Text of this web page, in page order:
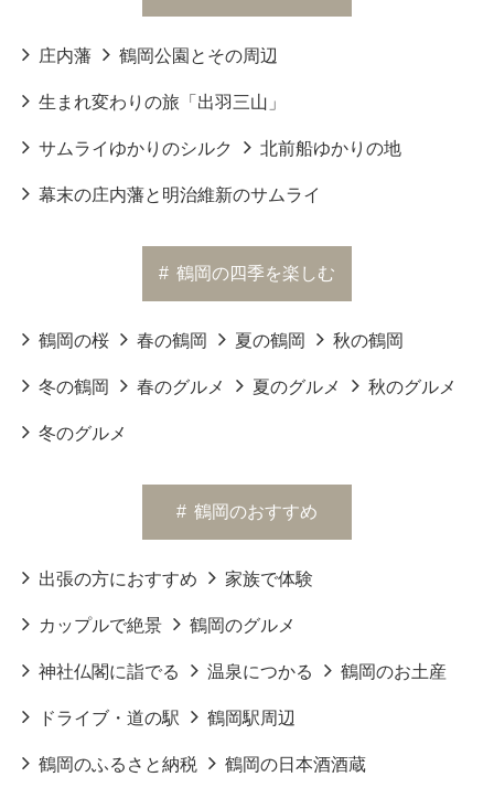
庄内藩 鶴岡公園とその周辺
生まれ変わりの旅「出羽三山」
サムライゆかりのシルク 北前船ゆかりの地
幕末の庄内藩と明治維新のサムライ
# 鶴岡の四季を楽しむ
鶴岡の桜 春の鶴岡 夏の鶴岡 秋の鶴岡
冬の鶴岡 春のグルメ 夏のグルメ 秋のグルメ
冬のグルメ
# 鶴岡のおすすめ
出張の方におすすめ 家族で体験
カップルで絶景 鶴岡のグルメ
神社仏閣に詣でる 温泉につかる 鶴岡のお土産
ドライブ・道の駅 鶴岡駅周辺
鶴岡のふるさと納税 鶴岡の日本酒酒蔵